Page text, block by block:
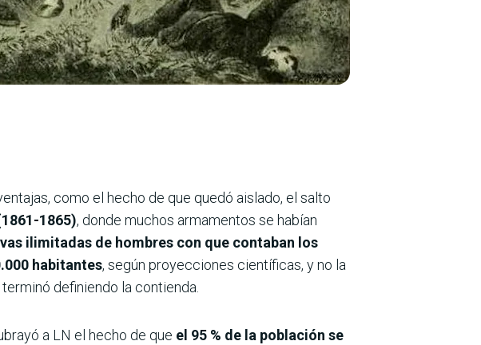
como el hecho de que quedó aislado, el salto
1865), donde muchos armamentos se habían
ilimitadas de hombres con que contaban los
habitantes, según proyecciones científicas, y no la
definiendo la contienda.
a LN el hecho de que el 95 % de la población se